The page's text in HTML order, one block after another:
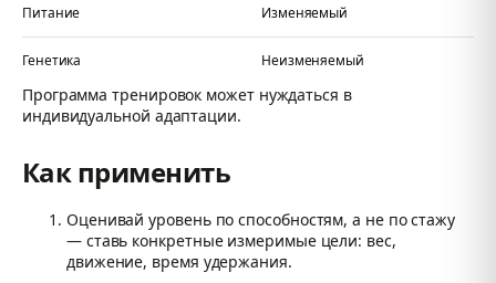
Питание Изменяемый
Генетика Неизменяемый
Программа тренировок может нуждаться в
индивидуальной адаптации.
Как применить
Оценивай уровень по способностям, а не по стажу
— ставь конкретные измеримые цели: вес,
движение, время удержания.